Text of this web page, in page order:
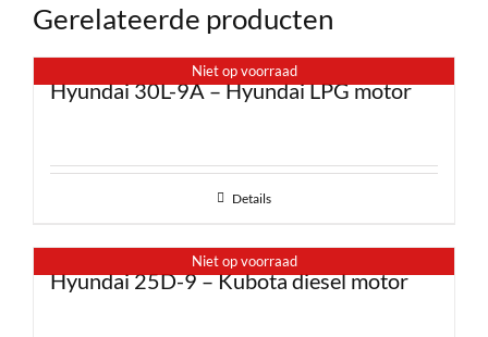
Gerelateerde producten
Niet op voorraad
Hyundai 30L-9A – Hyundai LPG motor
Details
Niet op voorraad
Hyundai 25D-9 – Kubota diesel motor